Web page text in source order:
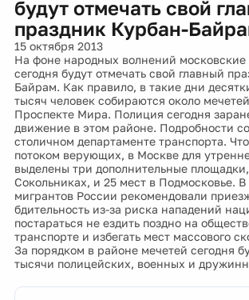
будут отмечать свой
праздник Курбан-
15 октября 2013
На фоне народных волнений московские
сегодня будут отмечать свой главный
Байрам. Как правило, в такие дни
тысяч человек собираются около
Проспекте Мира. Полиция сегодня
движение в этом районе. Подробности
столичном департаменте транспорта.
потоком верующих, в Москве для
выделены три дополнительные
Сокольниках, и 25 мест в Подмосковье.
мигрантов России рекомендовали
бдительность из-за риска нападений
постараться не ездить поздно на
транспорте и избегать мест массового
За порядком в районе мечетей сегодня
тысячи полицейских, военных и